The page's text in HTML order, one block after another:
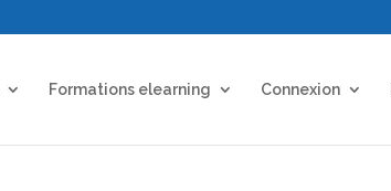
Formations elearning Connexion